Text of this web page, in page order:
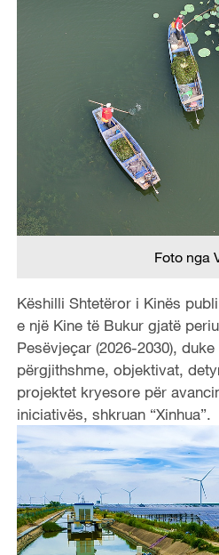
Foto nga
Këshilli Shtetëror i Kinës
e një Kine të Bukur gjatë
Pesëvjeçar (2026-2030),
përgjithshme, objektivat,
projektet kryesore për
iniciativës, shkruan “Xinhua”.